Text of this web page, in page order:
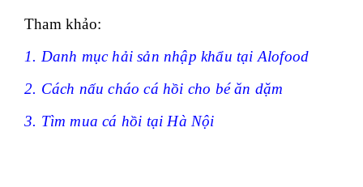
Tham khảo:
1. Danh mục hải sản nhập khẩu tại Alofood
2. Cách nấu cháo cá hồi cho bé ăn dặm
3. Tìm mua cá hồi tại Hà Nội